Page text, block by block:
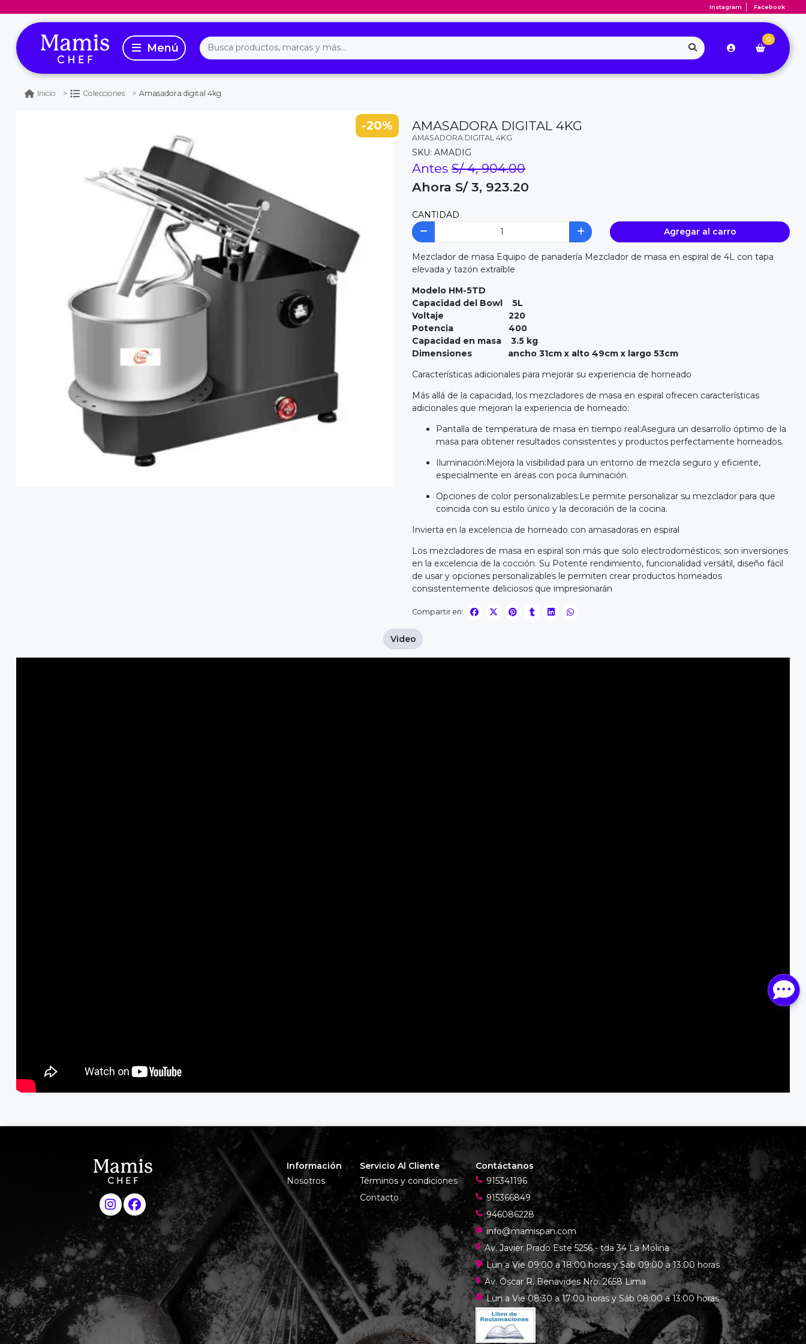
Instagram Facebook
0
Inicio Colecciones Amasadora digital 4kg
-20% AMASADORA DIGITAL 4KG
AMASADORA DIGITAL 4KG
SKU: AMADIG
Antes S/ 4, 904.00
Ahora S/ 3, 923.20
CANTIDAD
Agregar al carro
Mezclador de masa Equipo de panadería Mezclador de masa en espiral de 4L con tapa
elevada y tazón extraíble
Modelo HM-5TD
Capacidad del Bowl 5L
Voltaje 220
Potencia 400
Capacidad en masa 3.5 kg
Dimensiones ancho 31cm x alto 49cm x largo 53cm
Características adicionales para mejorar su experiencia de horneado
Más allá de la capacidad, los mezcladores de masa en espiral ofrecen características
adicionales que mejoran la experiencia de horneado:
Pantalla de temperatura de masa en tiempo real:Asegura un desarrollo óptimo de la
masa para obtener resultados consistentes y productos perfectamente horneados.
Iluminación:Mejora la visibilidad para un entorno de mezcla seguro y eficiente,
especialmente en áreas con poca iluminación.
Opciones de color personalizables:Le permite personalizar su mezclador para que
coincida con su estilo único y la decoración de la cocina.
Invierta en la excelencia de horneado con amasadoras en espiral
Los mezcladores de masa en espiral son más que solo electrodomésticos; son inversiones
en la excelencia de la cocción. Su Potente rendimiento, funcionalidad versátil, diseño fácil
de usar y opciones personalizables le permiten crear productos horneados
consistentemente deliciosos que impresionarán
Compartir en:
Video
Información
Nosotros
Servicio Al Cliente
Términos y condiciones
Contacto
Contáctanos
915341196
915366849
946086228
info@mamispan.com
Av. Javier Prado Este 5256 - tda 34 La Molina
Lun a Vie 09:00 a 18:00 horas y Sáb 09:00 a 13:00 horas
Av. Óscar R. Benavides Nro. 2658 Lima
Lun a Vie 08:30 a 17:00 horas y Sáb 08:00 a 13:00 horas